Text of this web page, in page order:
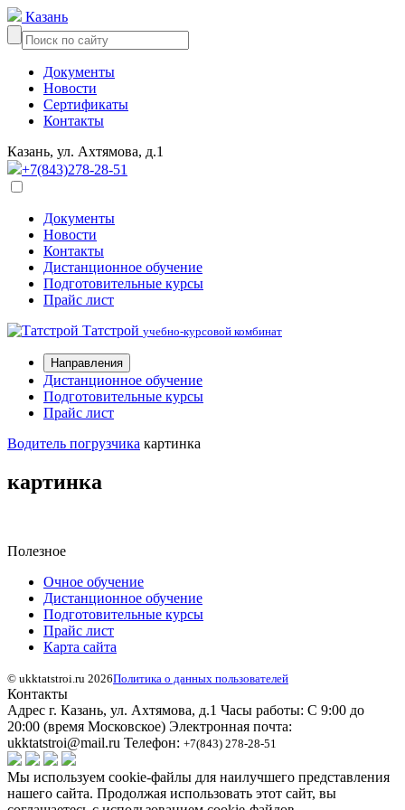
Казань
Документы
Новости
Сертификаты
Контакты
Казань, ул. Ахтямова, д.1
+7(843)278-28-51
Документы
Новости
Контакты
Дистанционное обучение
Подготовительные курсы
Прайс лист
Татстрой учебно-курсовой комбинат
Направления
Дистанционное обучение
Подготовительные курсы
Прайс лист
Водитель погрузчика картинка
картинка
Полезное
Очное обучение
Дистанционное обучение
Подготовительные курсы
Прайс лист
Карта сайта
© ukktatstroi.ru 2026Политика о данных пользователей
Контакты
Адрес г. Казань, ул. Ахтямова, д.1 Часы работы: С 9:00 до
20:00 (время Московское) Электронная почта:
ukktatstroi@mail.ru Телефон: +7(843) 278-28-51
Мы используем cookie-файлы для наилучшего представления
нашего сайта. Продолжая использовать этот сайт, вы